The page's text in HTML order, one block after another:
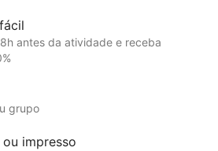
antes da atividade e receba
grupo
impresso